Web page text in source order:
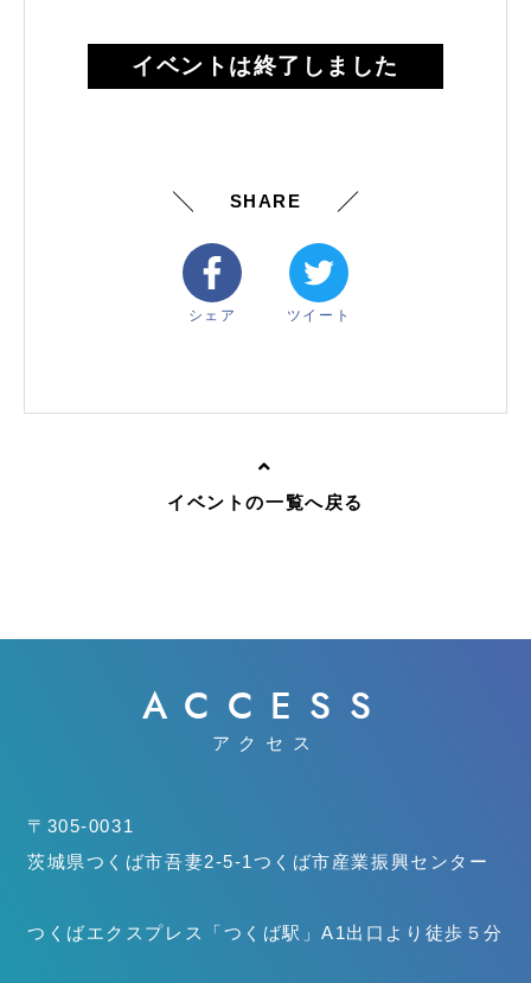
イベントは終了しました
SHARE
シェア ツイート
イベントの一覧へ戻る
ACCESS
アクセス
〒305-0031
茨城県つくば市吾妻2-5-1つくば市産業振興センター
つくばエクスプレス「つくば駅」A1出口より徒歩５分